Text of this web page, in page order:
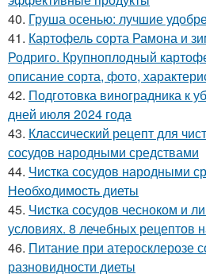
40. Груша осенью: лучшие
41. Картофель сорта Рамона и
Родриго. Крупноплодный
описание сорта, фото,
42. Подготовка виноградника к
дней июля 2024 года
43. Классический рецепт для
сосудов народными средствами
44. Чистка сосудов народными
Необходимость диеты
45. Чистка сосудов чесноком и
условиях. 8 лечебных рецептов
46. Питание при атеросклерозе
разновидности диеты